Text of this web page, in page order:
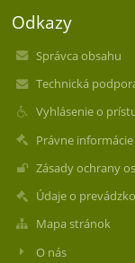
Odkazy
Správca obsahu
Technická
Vyhlásenie o
Právne informácie
Zásady ochrany
Údaje o
Mapa stránok
O nás